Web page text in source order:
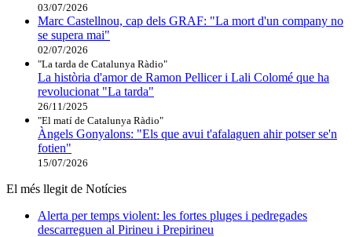
03/07/2026
Marc Castellnou, cap dels GRAF: "La mort d'un company no
se supera mai"
02/07/2026
"La tarda de Catalunya Ràdio"
La història d'amor de Ramon Pellicer i Lali Colomé que ha
revolucionat "La tarda"
26/11/2025
"El matí de Catalunya Ràdio"
Àngels Gonyalons: "Els que avui t'afalaguen ahir potser se'n
fotien"
15/07/2026
El més llegit de Notícies
Alerta per temps violent: les fortes pluges i pedregades
descarreguen al Pirineu i Prepirineu